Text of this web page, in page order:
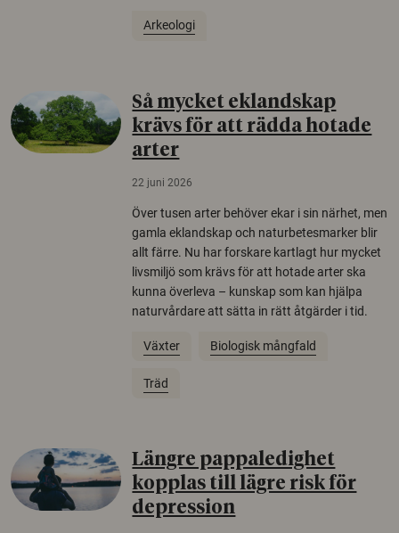
Arkeologi
Så mycket eklandskap
krävs för att rädda hotade
arter
22 juni 2026
Över tusen arter behöver ekar i sin närhet, men
gamla eklandskap och naturbetesmarker blir
allt färre. Nu har forskare kartlagt hur mycket
livsmiljö som krävs för att hotade arter ska
kunna överleva – kunskap som kan hjälpa
naturvårdare att sätta in rätt åtgärder i tid.
Växter Biologisk mångfald
Träd
Längre pappaledighet
kopplas till lägre risk för
depression